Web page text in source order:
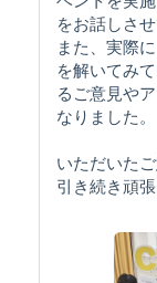
をお話しさ
また、実際
を解いてみ
るご意見や
なりました。
いただいた
引き続き頑張